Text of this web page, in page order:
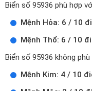
Biển số 95936 phù hợp
Mệnh Hỏa: 6 / 10
Mệnh Thổ: 6 / 10
Biển số 95936 không
Mệnh Kim: 4 / 10